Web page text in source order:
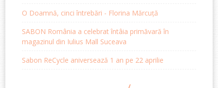
O Doamnă, cinci întrebări - Florina Mărcuță
SABON România a celebrat întâia primăvară în
magazinul din Iulius Mall Suceava
Sabon ReCycle aniversează 1 an pe 22 aprilie